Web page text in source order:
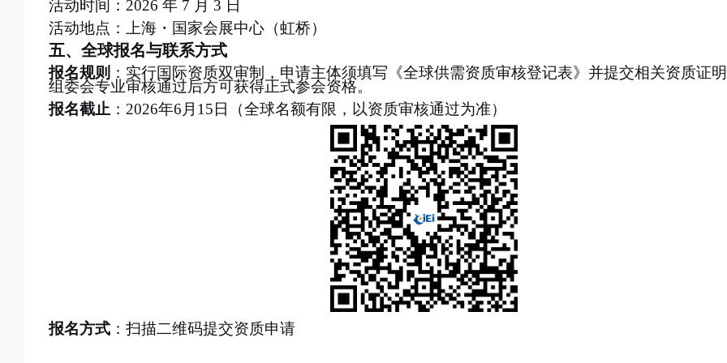
活动时间： 2026 年 7 月 3 日
活动地点：上海・国家会展中心（虹桥）
五、全球报名与联系方式
报名规则 ：实行国际资质双审制，申请主体须填写《全球供需资质审核登记表》并提交相关资质证
组委会专业审核通过后方可获得正式参会资格。
报名截止 ： 2026年6月15日（全球名额有限，以资质审核通过为准）
报名方式 ：扫描二维码提交资质申请